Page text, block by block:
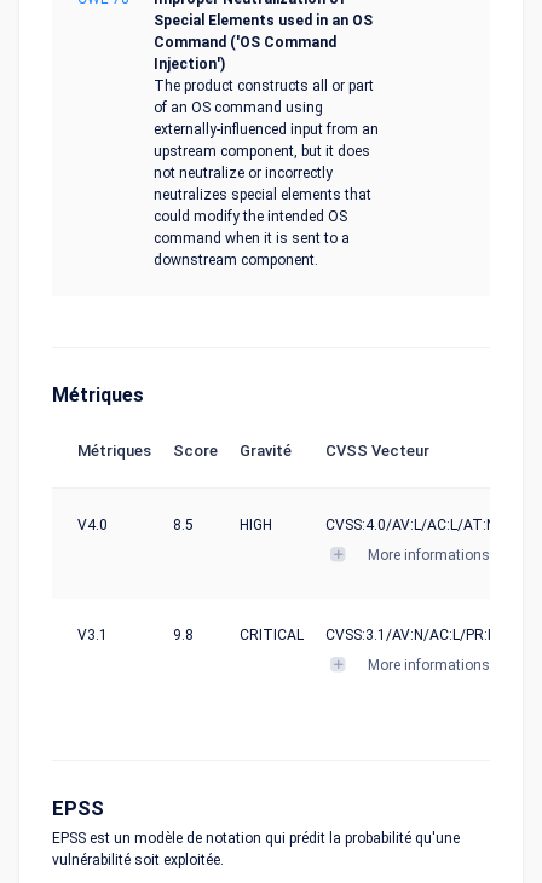
Special Elements used in an OS
Command ('OS Command
Injection')
The product constructs all or part
of an OS command using
externally-influenced input from an
upstream component, but it does
not neutralize or incorrectly
neutralizes special elements that
could modify the intended OS
command when it is sent to a
downstream component.
Métriques
Métriques Score Gravité CVSS Vecteur
V4.0 8.5 HIGH
CVSS:4.0/AV:L/AC:L/AT:N/
More informations
V3.1 9.8 CRITICAL
CVSS:3.1/AV:N/AC:L/PR:N/UI:N/
More informations
EPSS
EPSS est un modèle de notation qui prédit la probabilité qu'une
vulnérabilité soit exploitée.